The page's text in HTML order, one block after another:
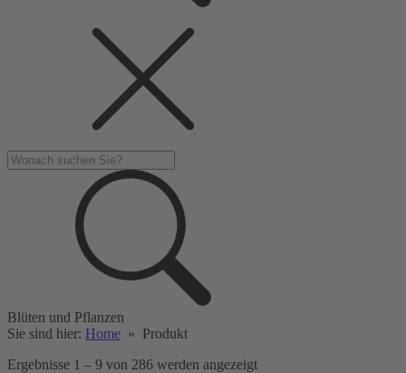
Blüten und Pflanzen
Sie sind hier: Home » Produkt
Ergebnisse 1 – 9 von 286 werden angezeigt